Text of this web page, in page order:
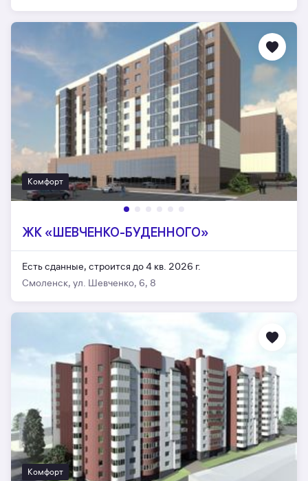
Комфорт
ЖК «ШЕВЧЕНКО-БУДЕННОГО»
Есть сданные, строится до 4 кв. 2026 г.
Смоленск, ул. Шевченко, 6, 8
Комфорт